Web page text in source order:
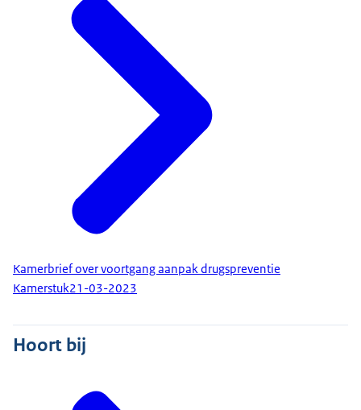
Kamerbrief over voortgang aanpak drugspreventie
Kamerstuk21-03-2023
Hoort bij